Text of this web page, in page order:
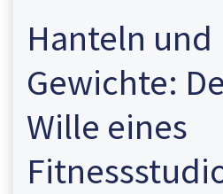
Hanteln und
Gewichte:
Wille eines